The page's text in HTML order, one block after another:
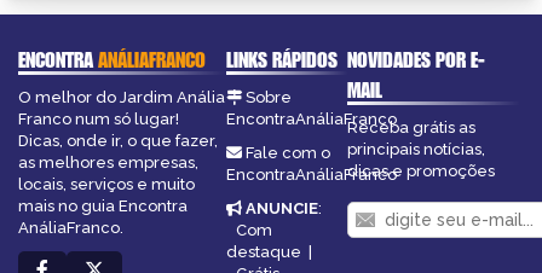
ENCONTRAANÁLIAFRANCO
O melhor do Jardim Anália
Franco num só lugar!
Dicas, onde ir, o que fazer,
as melhores empresas,
locais, serviços e muito
mais no guia Encontra
AnáliaFranco.
LINKS RÁPIDOS
Sobre
EncontraAnáliaFranco
Fale com o
EncontraAnáliaFranco
ANUNCIE:
Com
destaque |
NOVIDADES POR E-
MAIL
Receba grátis as
principais notícias,
dicas e promoções